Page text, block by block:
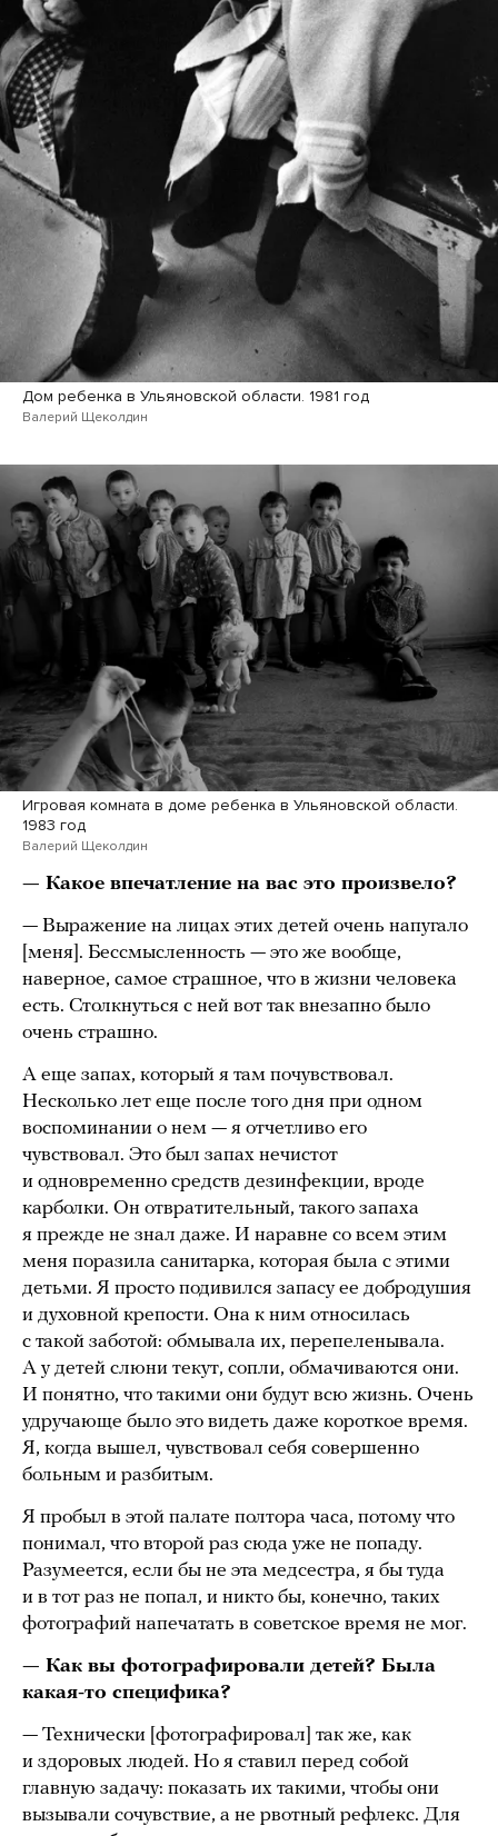
Дом ребенка в Ульяновской области. 1981 год
Валерий Щеколдин
Игровая комната в доме ребенка в Ульяновской области.
1983 год
Валерий Щеколдин
— Какое впечатление на вас это произвело?
— Выражение на лицах этих детей очень напугало
[меня]. Бессмысленность — это же вообще,
наверное, самое страшное, что в жизни человека
есть. Столкнуться с ней вот так внезапно было
очень страшно.
А еще запах, который я там почувствовал.
Несколько лет еще после того дня при одном
воспоминании о нем — я отчетливо его
чувствовал. Это был запах нечистот
и одновременно средств дезинфекции, вроде
карболки. Он отвратительный, такого запаха
я прежде не знал даже. И наравне со всем этим
меня поразила санитарка, которая была с этими
детьми. Я просто подивился запасу ее добродушия
и духовной крепости. Она к ним относилась
с такой заботой: обмывала их, перепеленывала.
А у детей слюни текут, сопли, обмачиваются они.
И понятно, что такими они будут всю жизнь. Очень
удручающе было это видеть даже короткое время.
Я, когда вышел, чувствовал себя совершенно
больным и разбитым.
Я пробыл в этой палате полтора часа, потому что
понимал, что второй раз сюда уже не попаду.
Разумеется, если бы не эта медсестра, я бы туда
и в тот раз не попал, и никто бы, конечно, таких
фотографий напечатать в советское время не мог.
— Как вы фотографировали детей? Была
какая-то специфика?
— Технически [фотографировал] так же, как
и здоровых людей. Но я ставил перед собой
главную задачу: показать их такими, чтобы они
вызывали сочувствие, а не рвотный рефлекс. Для